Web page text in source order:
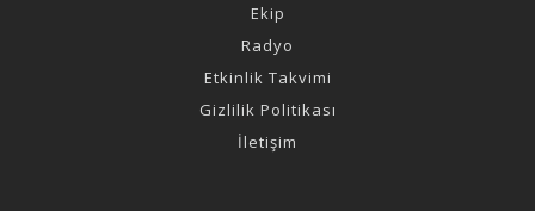
Ekip
Radyo
Etkinlik Takvimi
Gizlilik Politikası
İletişim